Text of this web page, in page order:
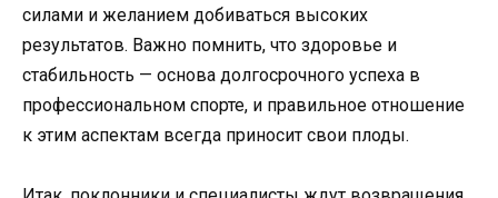
силами и желанием добиваться высоких
результатов. Важно помнить, что здоровье и
стабильность — основа долгосрочного успеха в
профессиональном спорте, и правильное отношение
к этим аспектам всегда приносит свои плоды.